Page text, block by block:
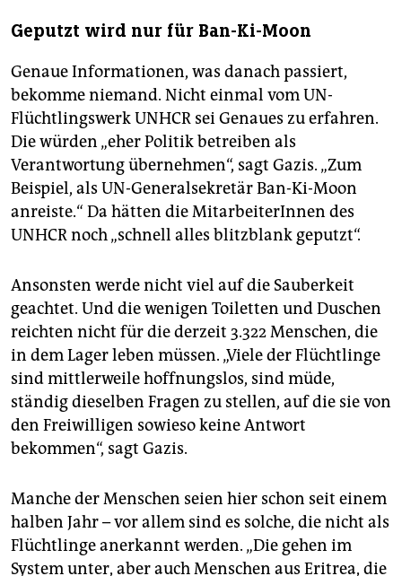
Geputzt wird nur für Ban-Ki-Moon
Genaue Informationen, was danach passiert,
bekomme niemand. Nicht einmal vom UN-
Flüchtlingswerk UNHCR sei Genaues zu erfahren.
Die würden „eher Politik betreiben als
Verantwortung übernehmen“, sagt Gazis. „Zum
Beispiel, als UN-Generalsekretär Ban-Ki-Moon
anreiste.“ Da hätten die MitarbeiterInnen des
UNHCR noch „schnell alles blitzblank geputzt“.
Ansonsten werde nicht viel auf die Sauberkeit
geachtet. Und die wenigen Toiletten und Duschen
reichten nicht für die derzeit 3.322 Menschen, die
in dem Lager leben müssen. „Viele der Flüchtlinge
sind mittlerweile hoffnungslos, sind müde,
ständig dieselben Fragen zu stellen, auf die sie von
den Freiwilligen sowieso keine Antwort
bekommen“, sagt Gazis.
Manche der Menschen seien hier schon seit einem
halben Jahr – vor allem sind es solche, die nicht als
Flüchtlinge anerkannt werden. „Die gehen im
System unter, aber auch Menschen aus Eritrea, die